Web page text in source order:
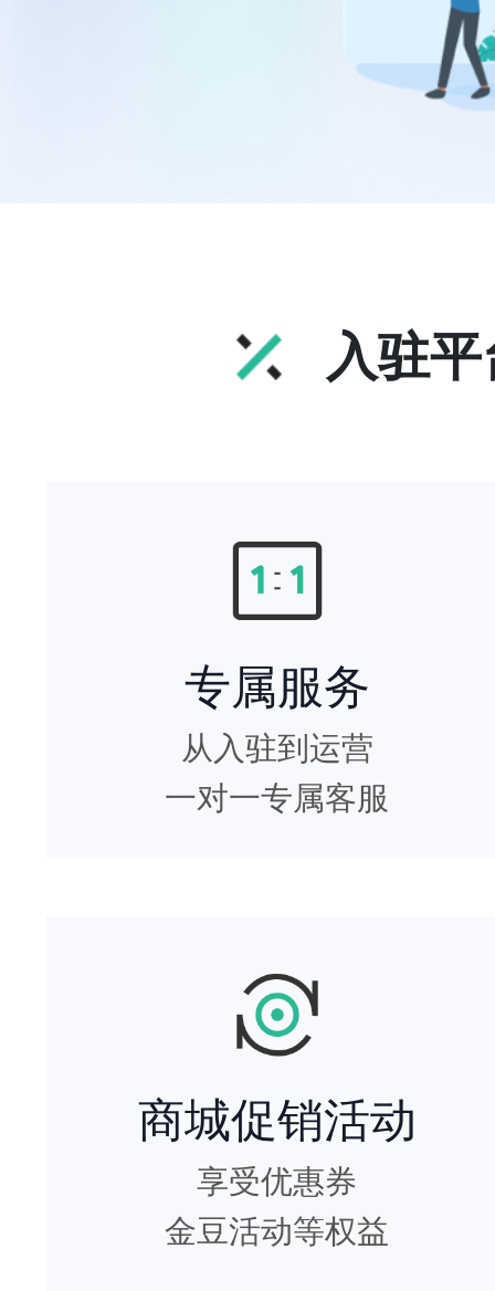
入驻平
专属服务
从入驻到运营
一对一专属客服
商城促销活动
享受优惠券
金豆活动等权益